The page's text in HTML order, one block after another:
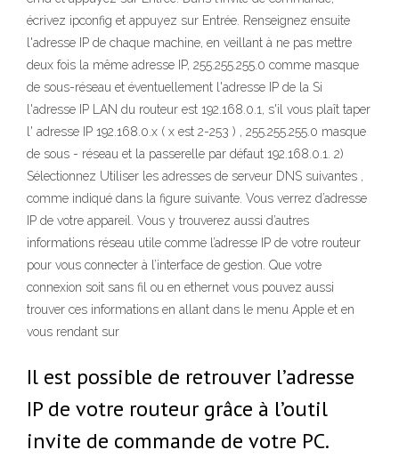
écrivez ipconfig et appuyez sur Entrée. Renseignez ensuite
l'adresse IP de chaque machine, en veillant à ne pas mettre
deux fois la même adresse IP, 255.255.255.0 comme masque
de sous-réseau et éventuellement l'adresse IP de la Si
l'adresse IP LAN du routeur est 192.168.0.1, s'il vous plaît taper
l' adresse IP 192.168.0.x ( x est 2-253 ) , 255.255.255.0 masque
de sous - réseau et la passerelle par défaut 192.168.0.1. 2)
Sélectionnez Utiliser les adresses de serveur DNS suivantes ,
comme indiqué dans la figure suivante. Vous verrez d’adresse
IP de votre appareil. Vous y trouverez aussi d’autres
informations réseau utile comme l’adresse IP de votre routeur
pour vous connecter à l’interface de gestion. Que votre
connexion soit sans fil ou en ethernet vous pouvez aussi
trouver ces informations en allant dans le menu Apple et en
vous rendant sur
Il est possible de retrouver l’adresse
IP de votre routeur grâce à l’outil
invite de commande de votre PC.